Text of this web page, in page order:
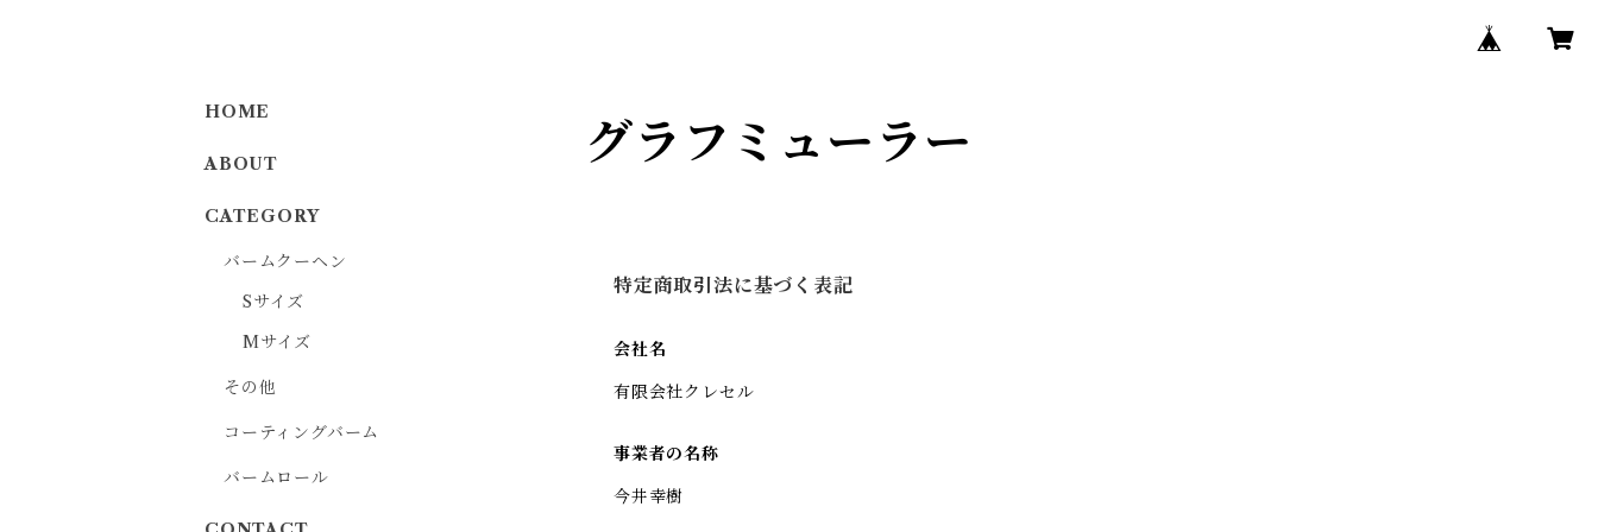
グラフミューラー
特定商取引法に基づく表記
会社名
有限会社クレセル
事業者の名称
今井幸樹
HOME
ABOUT
CATEGORY
バームクーヘン
Sサイズ
Mサイズ
その他
コーティングバーム
バームロール